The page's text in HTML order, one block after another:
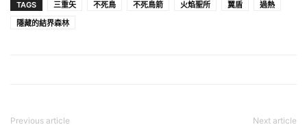
TAGS 三重矢 不死鳥 不死鳥箭 火焰聖所 翼盾
過熱
隱藏的結界森林
Previous article Next article